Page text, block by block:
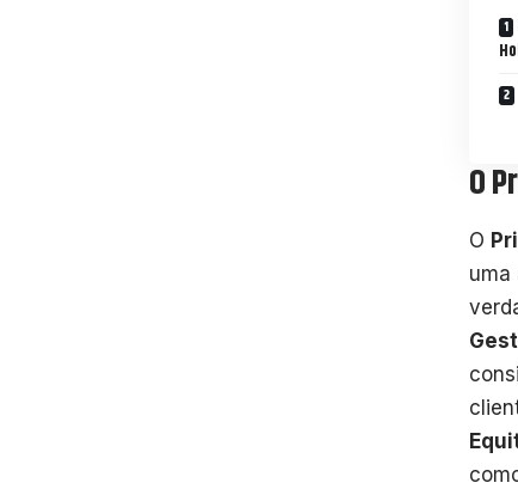
O
O
uma